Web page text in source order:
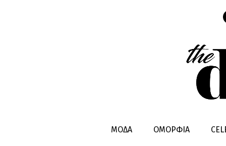
ΜΟΔΑ ΟΜΟΡΦΙΑ
ΒΑΛΙΤΣΑ